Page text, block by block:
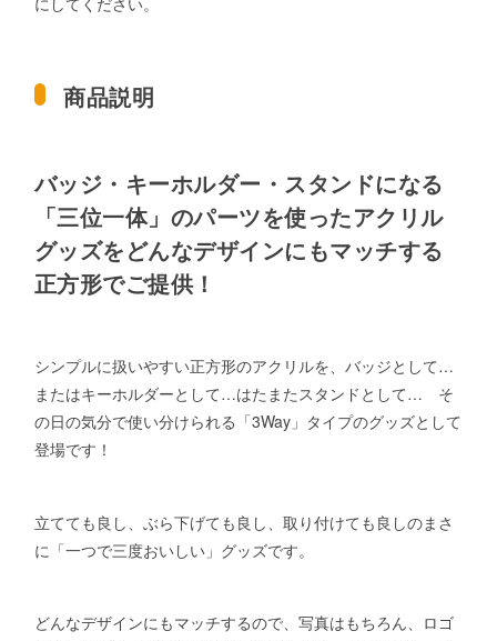
商品説明
バッジ・キーホルダー・スタンドになる
「三位一体」のパーツを使ったアクリル
グッズをどんなデザインにもマッチする
正方形でご提供！
シンプルに扱いやすい正方形のアクリルを、バッジとして…
またはキーホルダーとして…はたまたスタンドとして… そ
の日の気分で使い分けられる「3Way」タイプのグッズとして
登場です！
立てても良し、ぶら下げても良し、取り付けても良しのまさ
に「一つで三度おいしい」グッズです。
どんなデザインにもマッチするので、写真はもちろん、ロゴ